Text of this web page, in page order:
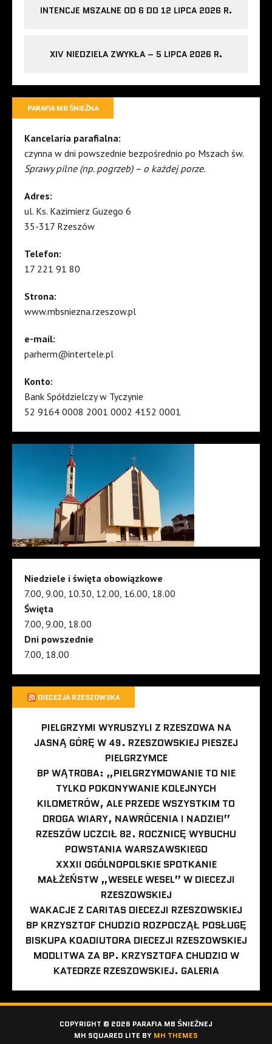
INTENCJE MSZALNE OD 6 DO 12 LIPCA 2026 R.
XIV NIEDZIELA ZWYKŁA – 5 LIPCA 2026 R.
PARAFIA MB ŚNIEŻNA
Kancelaria parafialna:
czynna w dni powszednie bezpośrednio po Mszach św.
Sprawy pilne (np. pogrzeb) – o każdej porze.
Adres:
ul. Ks. Kazimierz Guzego 6
35-317 Rzeszów
Telefon:
17 221 91 80
Strona:
www.mbsniezna.rzeszow.pl
e-mail:
parherm@intertele.pl
Konto:
Bank Spółdzielczy w Tyczynie
52 9164 0008 2001 0002 4152 0001
Niedziele i święta obowiązkowe
7.00, 9.00, 10.30, 12.00, 16.00, 18.00
Święta
7.00, 9.00, 18.00
Dni powszednie
7.00, 18.00
DIECEZJA RZESZOWSKA
PIELGRZYMI WYRUSZYLI Z RZESZOWA NA
JASNĄ GÓRĘ W 49. RZESZOWSKIEJ PIESZEJ
PIELGRZYMCE
BP WĄTROBA: „PIELGRZYMOWANIE TO NIE
TYLKO POKONYWANIE KOLEJNYCH
KILOMETRÓW, ALE PRZEDE WSZYSTKIM TO
DROGA WIARY, NAWRÓCENIA I NADZIEI”
RZESZÓW UCZCIŁ 82. ROCZNICĘ WYBUCHU
POWSTANIA WARSZAWSKIEGO
XXXII OGÓLNOPOLSKIE SPOTKANIE
MAŁŻEŃSTW „WESELE WESEL” W DIECEZJI
RZESZOWSKIEJ
WAKACJE Z CARITAS DIECEZJI RZESZOWSKIEJ
BP KRZYSZTOF CHUDZIO ROZPOCZĄŁ POSŁUGĘ
BISKUPA KOADIUTORA DIECEZJI RZESZOWSKIEJ
MODLITWA ZA BP. KRZYSZTOFA CHUDZIO W
KATEDRZE RZESZOWSKIEJ. GALERIA
COPYRIGHT © 2026 PARAFIA MB ŚNIEŻNEJ
MH SQUARED LITE BY MH THEMES